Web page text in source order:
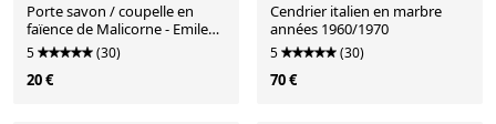
Porte savon / coupelle en
faïence de Malicorne - Emile
Tessier (1887 - 1971
5 (30)
20 €
Cendrier italien en marbre
années 1960/1970
5 (30)
70 €